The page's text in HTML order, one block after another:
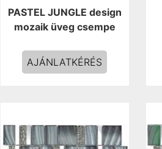
PASTEL JUNGLE design
mozaik üveg csempe
AJÁNLATKÉRÉS